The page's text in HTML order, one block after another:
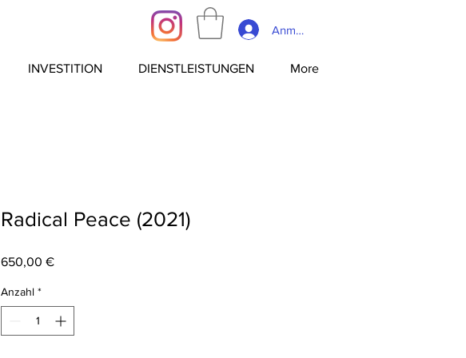
Anmelden
INVESTITION DIENSTLEISTUNGEN More
Radical Peace (2021)
650,00 €Preis
Anzahl *